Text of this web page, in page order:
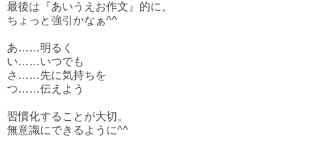
最後は『あいうえお作文』的に。
ちょっと強引かなぁ^^
あ……明るく
い……いつでも
さ……先に気持ちを
つ……伝えよう
習慣化することが大切。
無意識にできるように^^